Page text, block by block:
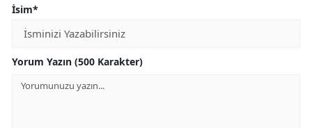
İsim*
Yorum Yazın (500 Karakter)